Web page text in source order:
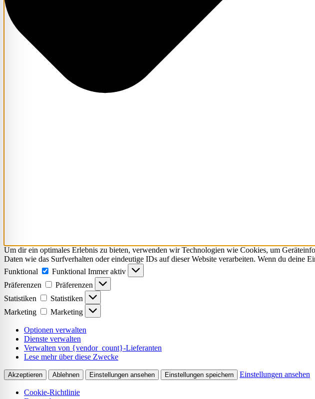
Um dir ein optimales Erlebnis zu bieten, verwenden wir Technologien wie Cookies, um
Daten wie das Surfverhalten oder eindeutige IDs auf dieser Website verarbeiten. Wenn du
Funktional
Funktional Immer aktiv
Präferenzen
Präferenzen
Statistiken
Statistiken
Marketing
Marketing
Optionen verwalten
Dienste verwalten
Verwalten von {vendor_count}-Lieferanten
Lese mehr über diese Zwecke
Akzeptieren Ablehnen Einstellungen ansehen Einstellungen speichern Einstellungen ansehen
Cookie-Richtlinie